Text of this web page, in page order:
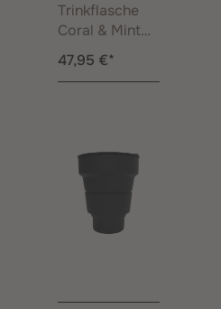
Trinkflasche
Coral & Mint
Wavy Stripes
0,50 l
47,95 €*